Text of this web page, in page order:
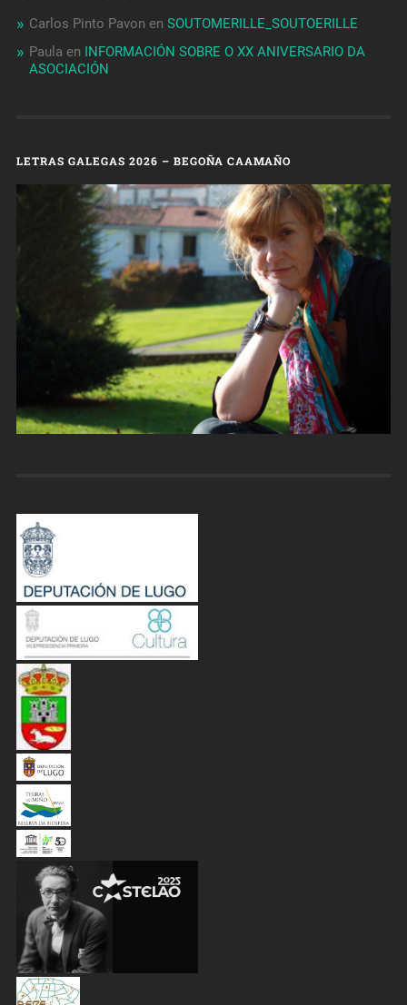
Carlos Pinto Pavon en SOUTOMERILLE_SOUTOERILLE
Paula en INFORMACIÓN SOBRE O XX ANIVERSARIO DA
ASOCIACIÓN
LETRAS GALEGAS 2026 – BEGOÑA CAAMAÑO